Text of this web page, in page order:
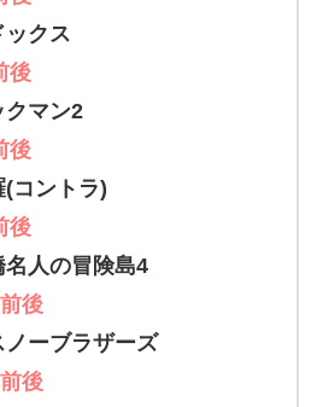
ックス
後
クマン2
後
(コントラ)
後
名人の冒険島4
後
ノーブラザーズ
後